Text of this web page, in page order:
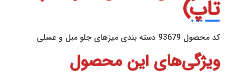
تاپ)
کد محصول 93679 دسته بندی میزهای جلو مبل و عسلی
ویژگی‌های این محصول